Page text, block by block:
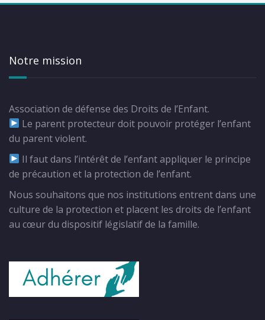
Notre mission
Association de défense des Droits de l’Enfant.
Le parent protecteur doit pouvoir protéger l’enfant
du parent violent.
Il faut dans l’intérêt de l’enfant appliquer le principe
de précaution et la protection de l’enfant.
Nous souhaitons que nos institutions entrent dans une
culture de la protection et placent les droits de l’enfant
au cœur du dispositif législatif de la famille.